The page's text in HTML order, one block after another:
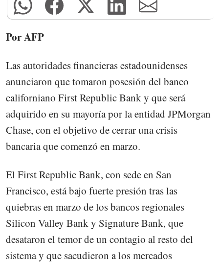
Por AFP
Las autoridades financieras estadounidenses
anunciaron que tomaron posesión del banco
californiano First Republic Bank y que será
adquirido en su mayoría por la entidad JPMorgan
Chase, con el objetivo de cerrar una crisis
bancaria que comenzó en marzo.
El First Republic Bank, con sede en San
Francisco, está bajo fuerte presión tras las
quiebras en marzo de los bancos regionales
Silicon Valley Bank y Signature Bank, que
desataron el temor de un contagio al resto del
sistema y que sacudieron a los mercados